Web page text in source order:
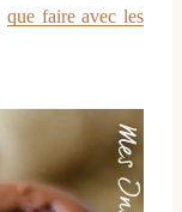
que faire avec les